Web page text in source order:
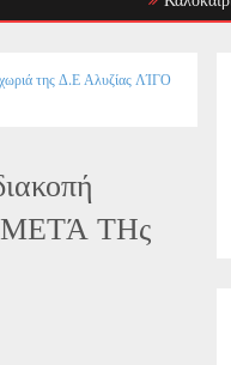
χωριά της Δ.Ε Αλυζίας ΛΊΓΟ
ΜΕΤΆ ΤΗς